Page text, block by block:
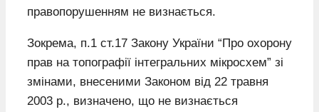
правопорушенням не визнається.
Зокрема, п.1 ст.17 Закону України “Про охорону
прав на топографії інтегральних мікросхем” зі
змінами, внесеними Законом від 22 травня
2003 р., визначено, що не визнається